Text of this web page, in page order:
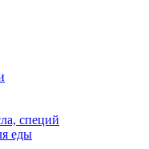
специй
еды